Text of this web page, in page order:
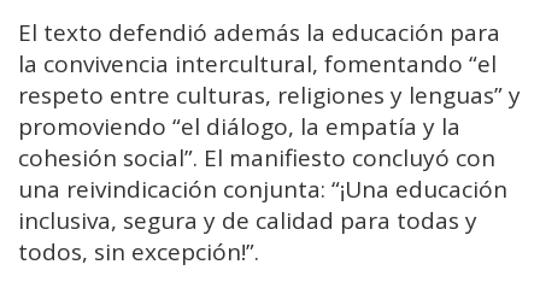
El texto defendió además la educación para
la convivencia intercultural, fomentando “el
respeto entre culturas, religiones y lenguas” y
promoviendo “el diálogo, la empatía y la
cohesión social”. El manifiesto concluyó con
una reivindicación conjunta: “¡Una educación
inclusiva, segura y de calidad para todas y
todos, sin excepción!”.